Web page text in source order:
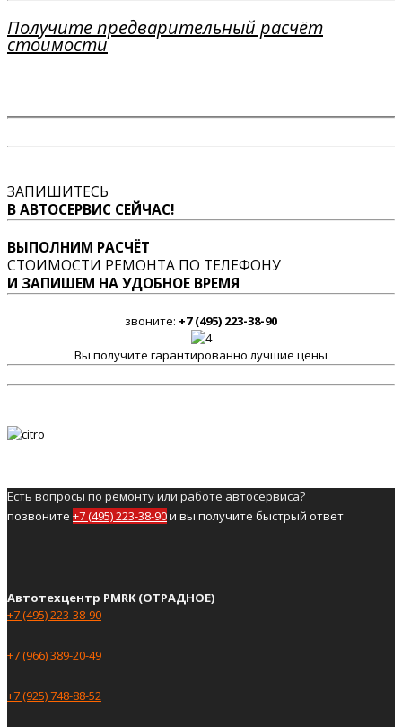
Получите предварительный расчёт
стоимости
ЗАПИШИТЕСЬ
В АВТОСЕРВИС СЕЙЧАС!
ВЫПОЛНИМ РАСЧЁТ
СТОИМОСТИ РЕМОНТА ПО ТЕЛЕФОНУ
И ЗАПИШЕМ НА УДОБНОЕ ВРЕМЯ
звоните: +7 (495) 223-38-90
Вы получите гарантированно лучшие цены
Есть вопросы по ремонту или работе автосервиса?
позвоните +7 (495) 223-38-90и вы получите быстрый ответ
Автотехцентр PMRK (ОТРАДНОЕ)
+7 (495) 223-38-90
+7 (966) 389-20-49
+7 (925) 748-88-52